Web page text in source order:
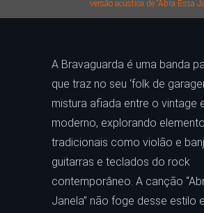
versão acústica de “Abra Essa
A Bravaguarda é uma banda
que traz no seu ‘folk de
mistura afiada entre o vintage
moderno, explorando
tradicionais como violão e
guitarras e teclados do rock
contemporâneo. A canção
Janela” não foge desse estilo